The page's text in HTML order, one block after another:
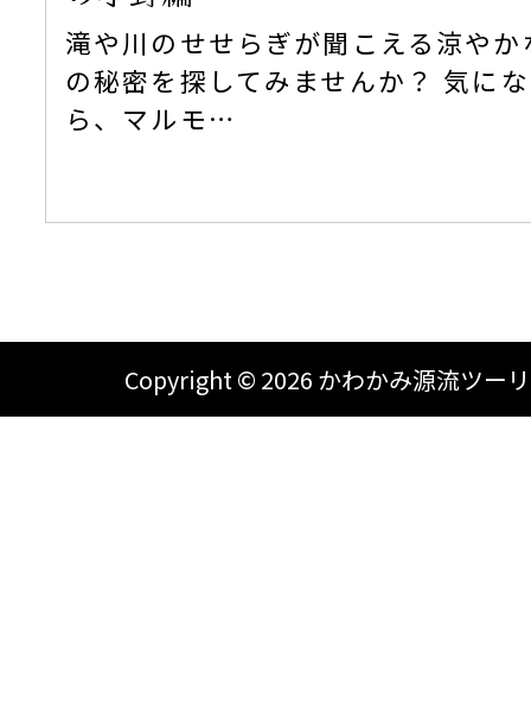
滝や川のせせらぎが聞こえる涼や
の秘密を探してみませんか？ 気に
ら、マルモ…
Copyright © 2026 かわかみ源流ツー